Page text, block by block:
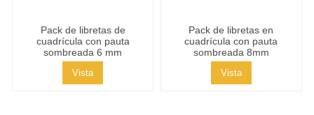
Pack de libretas de
cuadrícula con pauta
sombreada 6 mm
Vista
Pack de libretas en
cuadrícula con pauta
sombreada 8mm
Vista